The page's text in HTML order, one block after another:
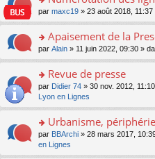
e
nt
u
ré
c
e
n
o
n
lu
pl
s
ré
e
s
e
n
o
n
le
pl
s
ré
c
e
er
le
m
e
s
g
e
n
o
n
le
o
n
ult
er
le
m
e
s
g
e
n
o
par maxc19 » 23 août 2018, 11:37
o
n
ult
er
le
m
e
s
s
Apaisement de la
par Alain » 11 juin 2022, 09:30 »
o
s
er
le
m
Revue de presse
par Didier 74 » 30 nov. 2012,
Lyon en Lignes
o
n
s
Urbanisme,
par BBArchi » 28 mars 2017,
en Lignes